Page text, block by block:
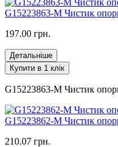
G15223863-M Чистик
197.00 грн.
Детальніше
Купити в 1 клік
G15223863-M Чистик
G15223862-M Чистик
210.07 грн.